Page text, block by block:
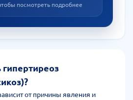
посмотреть подробнее
гипертиреоз
от причины явления и